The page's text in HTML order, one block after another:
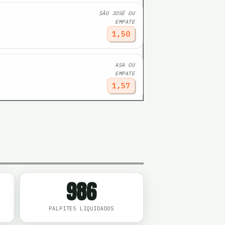
SÃO JOSÉ OU
EMPATE
1,50
ASA OU
EMPATE
1,57
986
PALPITES LIQUIDADOS